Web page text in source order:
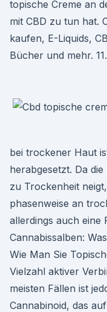
topische Creme an
mit CBD zu tun hat.
kaufen, E-Liquids,
Bücher und mehr. 11.
bei trockener Haut
herabgesetzt. Da
zu Trockenheit
phasenweise an
allerdings auch eine
Cannabissalben:
Wie Man Sie
Vielzahl aktiver
meisten Fällen ist
Cannabinoid, das